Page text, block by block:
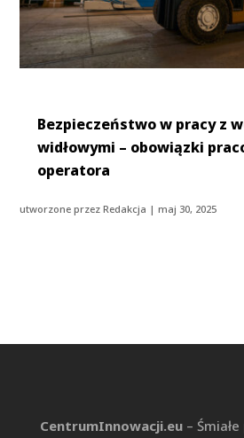
Bezpieczeństwo w pracy z
widłowymi – obowiązki
operatora
utworzone przezRedakcja |maj 30, 2025
CentrumInnowacji.eu– Śmiałe